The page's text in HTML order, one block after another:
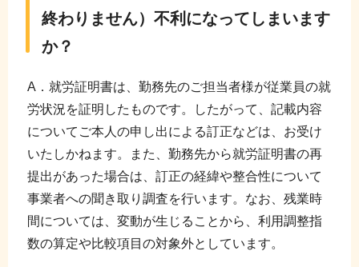
終わりません）不利になってしまいます
か？
A．就労証明書は、勤務先のご担当者様が従業員の就
労状況を証明したものです。したがって、記載内容
についてご本人の申し出による訂正などは、お受け
いたしかねます。また、勤務先から就労証明書の再
提出があった場合は、訂正の経緯や整合性について
事業者への聞き取り調査を行います。なお、残業時
間については、変動が生じることから、利用調整指
数の算定や比較項目の対象外としています。